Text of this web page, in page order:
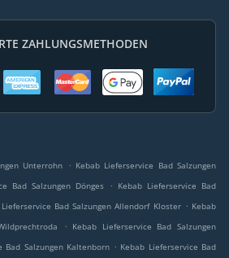
ZAHLUNGSMETHODEN
Unterrohn . Kebab Lieferservice Bad Salzungen
Bad Salzungen Dönges . Kebab Lieferservice Bad
Lieferservice Bad Salzungen Allendorf Kloster . Kebab
. Kebab Lieferservice Bad Salzungen
Bad Salzungen Kaltenborn . Kebab Lieferservice Bad